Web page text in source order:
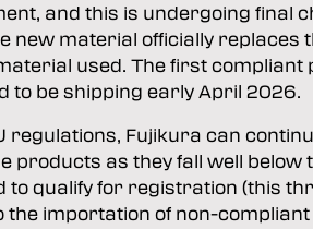
and this is undergoing final
new material officially replaces
used. The first compliant
to be shipping early April 2026.
regulations, Fujikura can
products as they fall well below
to qualify for registration (this
the importation of non-